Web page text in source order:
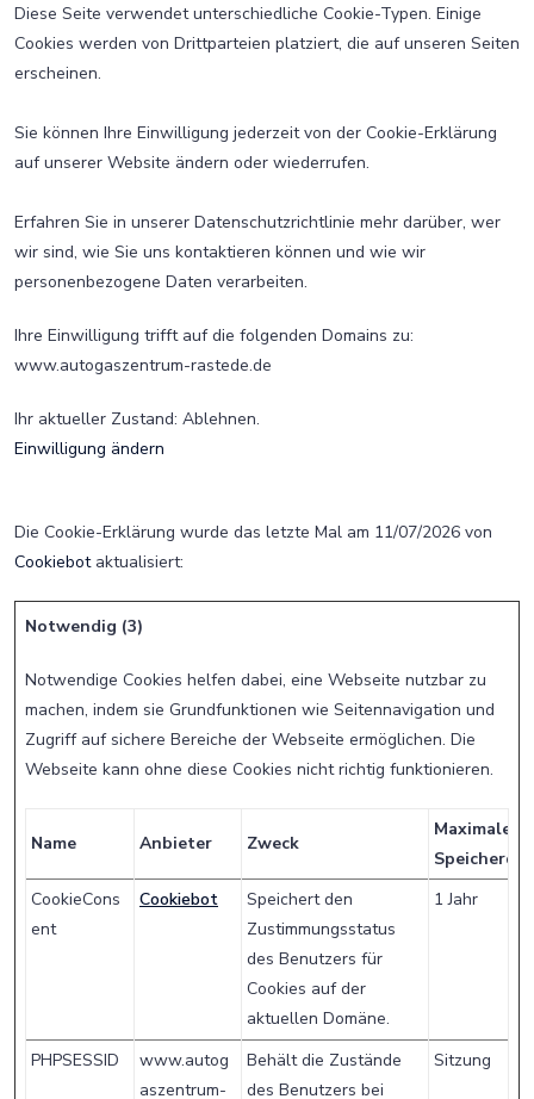
Diese Seite verwendet unterschiedliche Cookie-Typen. Einige
Cookies werden von Drittparteien platziert, die auf unseren Seiten
erscheinen.
Sie können Ihre Einwilligung jederzeit von der Cookie-Erklärung
auf unserer Website ändern oder wiederrufen.
Erfahren Sie in unserer Datenschutzrichtlinie mehr darüber, wer
wir sind, wie Sie uns kontaktieren können und wie wir
personenbezogene Daten verarbeiten.
Ihre Einwilligung trifft auf die folgenden Domains zu:
www.autogaszentrum-rastede.de
Ihr aktueller Zustand: Ablehnen.
Einwilligung ändern
Die Cookie-Erklärung wurde das letzte Mal am 11/07/2026 von
Cookiebotaktualisiert:
Notwendig (3)
Notwendige Cookies helfen dabei, eine Webseite nutzbar zu
machen, indem sie Grundfunktionen wie Seitennavigation und
Zugriff auf sichere Bereiche der Webseite ermöglichen. Die
Webseite kann ohne diese Cookies nicht richtig funktionieren.
Name Anbieter Zweck
Maximale
CookieCons
ent
Cookiebot
Speichert den
Zustimmungsstatus
des Benutzers für
Cookies auf der
aktuellen Domäne.
1 Jahr
PHPSESSID
www.autog
aszentrum-
Behält die Zustände
des Benutzers bei
Sitzung